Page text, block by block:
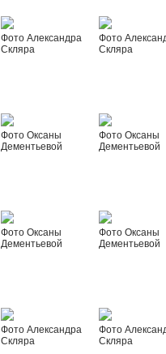
Фото Александра
Скляра
Фото
Скляра
Фото Оксаны
Дементьевой
Фото Оксаны
Дементьевой
Фото Оксаны
Дементьевой
Фото Оксаны
Дементьевой
Фото Александра
Скляра
Фото
Скляра